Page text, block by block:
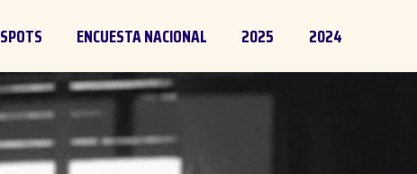
SPOTS ENCUESTA NACIONAL 2025 2024